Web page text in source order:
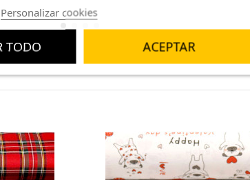
Personalizar cookies
TODO ACEPTAR